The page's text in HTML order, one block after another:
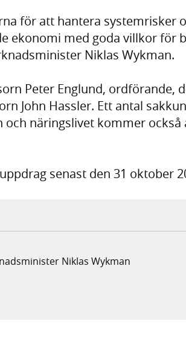
för att hantera systemrisker
ekonomi med goda villkor för
Niklas Wykman.
Peter Englund, ordförande,
John Hassler. Ett antal
näringslivet kommer också
senast den 31 oktober
Niklas Wykman